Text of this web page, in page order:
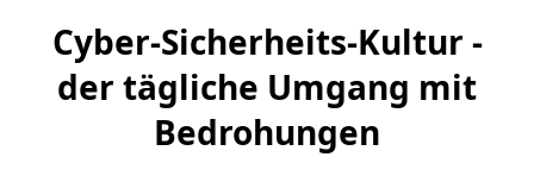
Cyber-Sicherheits-Kultur -
der tägliche Umgang mit
Bedrohungen